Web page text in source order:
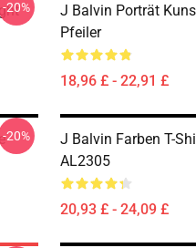
-20%
J Balvin Porträt
Pfeiler
18,96 £ - 22,91 £
-20%
J Balvin Farben T-
AL2305
20,93 £ - 24,09 £